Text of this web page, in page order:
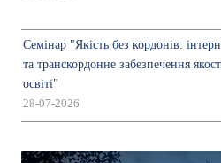
Семінар "Якість без кордонів:
та транскордонне забезпечення
освіті"
28-07-2026